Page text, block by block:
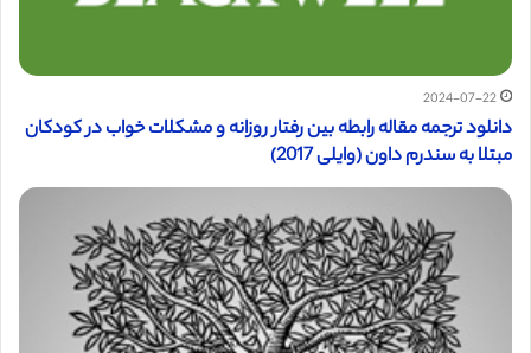
2024-07-22
دانلود ترجمه مقاله رابطه بین رفتار روزانه و مشکلات خواب در کودکان
مبتلا به سندرم داون (وایلی 2017)